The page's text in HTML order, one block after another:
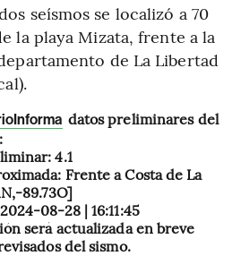
seísmos se localizó a 70
la playa Mizata, frente a la
de La Libertad
datos preliminares del
4.1
Frente a Costa de La
89.73O]
08-28 | 16:11:45
será actualizada en breve
del sismo.